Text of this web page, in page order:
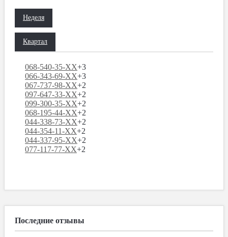
Неделя
Квартал
068-540-35-XX+3
066-343-69-XX+3
067-737-98-XX+2
097-647-33-XX+2
099-300-35-XX+2
068-195-44-XX+2
044-338-73-XX+2
044-354-11-XX+2
044-337-95-XX+2
077-117-77-XX+2
Последние отзывы